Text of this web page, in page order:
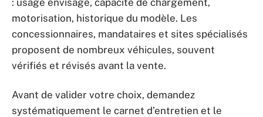
: usage envisagé, capacité de chargement,
motorisation, historique du modèle. Les
concessionnaires, mandataires et sites spécialisés
proposent de nombreux véhicules, souvent
vérifiés et révisés avant la vente.
Avant de valider votre choix, demandez
systématiquement le carnet d’entretien et le